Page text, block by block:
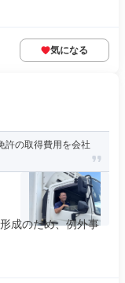
気になる
許の取得費用を会社
成のため、例外事